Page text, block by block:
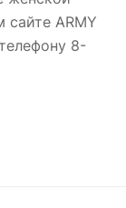
ARMY
8-